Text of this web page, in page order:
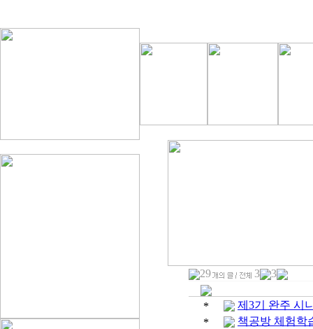
29 3 3
*
제3기 완주 시
*
책공방 체험학